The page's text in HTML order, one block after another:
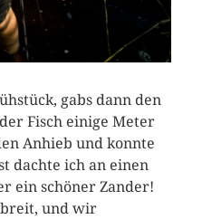
gabs dann den
Fisch einige Meter
Anhieb und konnte
dachte ich an einen
ein schöner Zander!
breit, und wir